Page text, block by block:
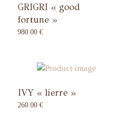
GRIGRI « good
fortune »
980.00 €
IVY « lierre »
260.00 €